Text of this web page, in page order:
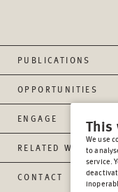
PUBLICATIONS
OPPORTUNITIES
ENGAGE
RELATED WEBSITES
CONTACT
This
We use
to
service.